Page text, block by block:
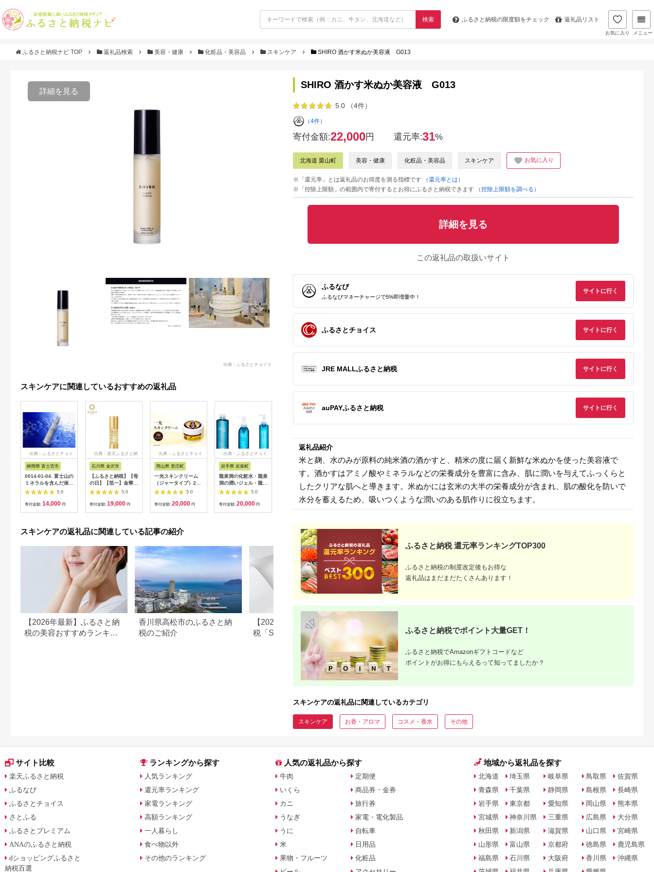
検索 ふるさと納税の限度額をチェック 返礼品リスト
お気に入り メニュー
ふるさと納税ナビ TOP 返礼品検索 美容・健康 化粧品・美容品 スキンケア SHIRO 酒かす米ぬか美容液 G013
詳細を見る
出典：ふるさとチョイス
スキンケアに関連しているおすすめの返礼品
出典：ふるさとチョイ
静岡県 富士宮市
0014-01-04. 富士山の
ミネラルを含んだ保湿
用全身乳液「ナリアミ
5.0
寄付金額: 14,000 円
出典：楽天ふるさと納
石川県 金沢市
【ふるさと納税】【母
の日】【箔一】金華ゴ
ールド カプセルEX N
｜石川 金沢 加賀百万
石 加賀 百万石 北陸
料 美容液 金 美容 う
るおい 保水 保湿 美肌
ゼント ご褒美 石川 金
沢
5.0
寄付金額: 19,000 円
出典：ふるさとチョイ
岡山県 里庄町
一光スキンクリーム
（ジャータイプ）2個
セット
5.0
寄付金額: 20,000 円
出典：ふるさとチョイ
岩手県 岩泉町
龍泉洞の化粧水・龍泉
洞の潤いジェル・龍泉
洞の水クレンジングセ
【1419800】
5.0
寄付金額: 20,000 円
税
【ふるさと納税】【目
元用保湿クリーム】ア
イクリーム
【1173912】
20,000 円
税
【ふるさと納税】
BULGARIA ROSE ダ
マスク ローズ ウォー
ター 500ml ダマスク
ローズ ローズウォー
ター 母の日 美容 スキ
バラ 保湿 肌 ふるさと
納税
5.0
寄付金額: 18,000
税
先行予約 雪っこ
180ml 3本 オールイ
ンワンジェル 美容液
150ml 1本 セット 酔
仙酒造 日本酒 地酒 酒
アルコール どぶろく
スキンケア ローショ
月から順次発送 冬季
限定
寄付金額:16,000円
ス
W発酵エキス+和漢植
物エキス配合 FRAIS
FRAIS-フレフレ- 2点
セット【1116964】
寄付金額:22,000円
クレンジング DHC オ
リーブ コンセントレ
ート オイル クレンジ
【ふるさと納税】富
県産ハトムギ ボディ
クリーム(150g×2
6】
スキンケアの返礼品に関連している記事の紹介
【2026年最新】ふるさと納
税の美容おすすめランキン
香川県高松市のふるさと納
税のご紹介
【2026年最新】ふるさと納
税「SHIRO」返礼品の人
気・還元率ランキング
税のご紹介
SHIRO 酒かす米ぬか美容液 G013
5.0 （4件）
（4件）
寄付金額:22,000円 還元率:31%
北海道 栗山町 美容・健康 化粧品・美容品 スキンケア お気に入り
※「還元率」とは返礼品のお得度を測る指標です
（還元率とは）
※「控除上限額」の範囲内で寄付するとお得にふるさと納税できます
（控除上限額を調べる）
詳細を見る
この返礼品の取扱いサイト
ふるなび
ふるなびマネーチャージで5%即増量中！
サイトに行く
ふるさとチョイス サイトに行く
JRE MALLふるさと納税 サイトに行く
auPAYふるさと納税 サイトに行く
返礼品紹介
米と麹、水のみが原料の純米酒の酒かすと、精米の度に届く新鮮な米ぬかを使った美容液で
す。酒かすはアミノ酸やミネラルなどの栄養成分を豊富に含み、肌に潤いを与えてふっくらと
したクリアな肌へと導きます。米ぬかには玄米の大半の栄養成分が含まれ、肌の酸化を防いで
水分を蓄えるため、吸いつくような潤いのある肌作りに役立ちます。
ふるさと納税 還元率ランキングTOP300
ふるさと納税の制度改定後もお得な
返礼品はまだまだたくさんあります！
ふるさと納税でポイント大量GET！
ふるさと納税でAmazonギフトコードなど
ポイントがお得にもらえるって知ってましたか？
スキンケアの返礼品に関連しているカテゴリ
スキンケア お香・アロマ コスメ・香水 その他
サイト比較
楽天ふるさと納税
ふるなび
ふるさとチョイス
さとふる
ふるさとプレミアム
ANAのふるさと納税
dショッピングふるさと
納税百選
ランキングから探す
人気ランキング
還元率ランキング
家電ランキング
高額ランキング
一人暮らし
食べ物以外
その他のランキング
人気の返礼品から探す
牛肉
いくら
カニ
うなぎ
うに
米
果物・フルーツ
定期便
商品券・金券
旅行券
家電・電化製品
自転車
日用品
化粧品
地域から返礼品を探す
北海道
青森県
岩手県
宮城県
秋田県
山形県
福島県
埼玉県
千葉県
東京都
神奈川県
新潟県
富山県
石川県
岐阜県
静岡県
愛知県
三重県
滋賀県
京都府
大阪府
鳥取県
島根県
岡山県
広島県
山口県
徳島県
香川県
佐賀県
長崎県
熊本県
大分県
宮崎県
鹿児島県
沖縄県